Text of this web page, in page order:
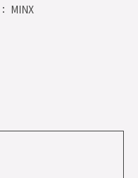
MINX